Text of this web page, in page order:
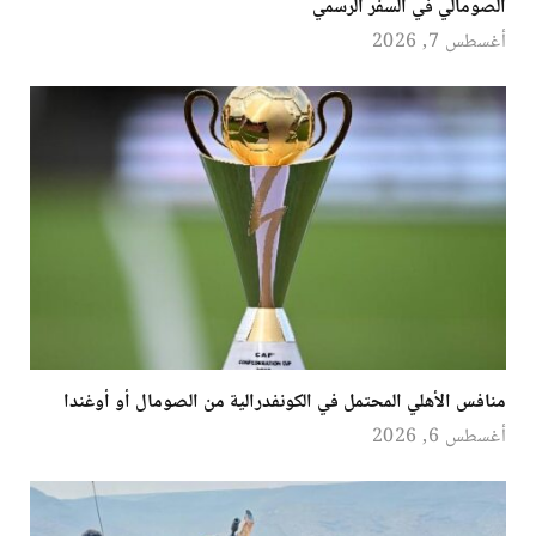
الصومالي في السفر الرسمي
أغسطس 7, 2026
منافس الأهلي المحتمل في الكونفدرالية من الصومال أو أوغندا
أغسطس 6, 2026